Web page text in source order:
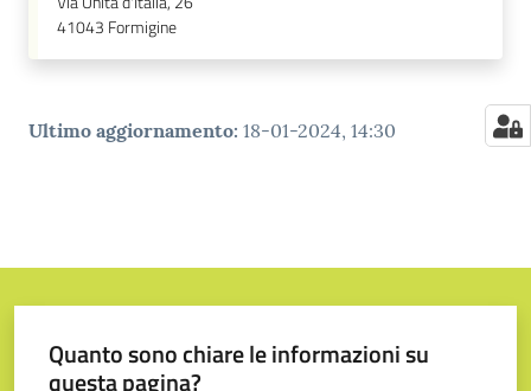
41043 Formigine
Ultimo aggiornamento: 18-01-2024, 14:30
Quanto sono chiare le informazioni su
questa pagina?